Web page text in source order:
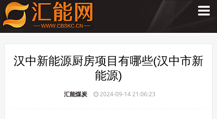
汉中新能源厨房项目有哪些(汉中市新
能源)
汇能煤炭 2024-09-14 21:06:23